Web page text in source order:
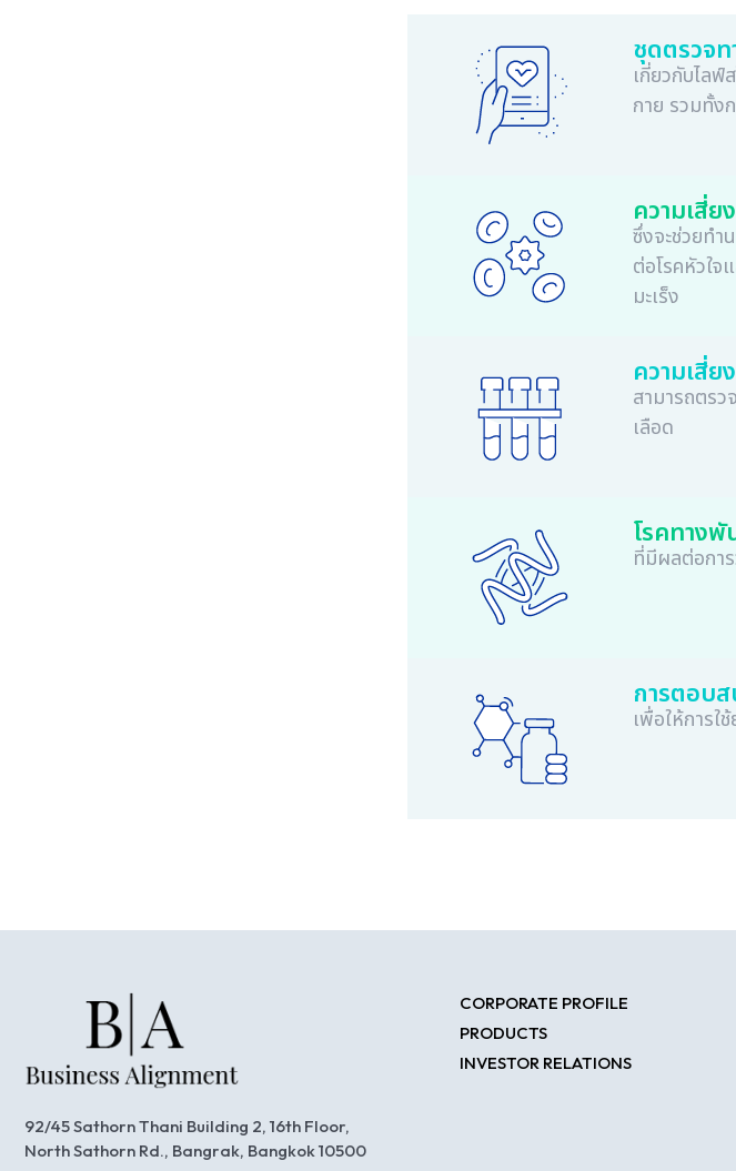
ชุดตรวจ
เกี่ยวกับไล
กาย รวมทั้ง
ความเสี่ย
ซึ่งจะช่วยทำ
ต่อโรคหัวใ
มะเร็ง
ความเสี่
สามารถตร
เลือด
โรคทาง
ที่มีผลต่อกา
การตอบ
เพื่อให้การใ
92/45 Sathorn Thani Building 2, 16th Floor,
North Sathorn Rd., Bangrak, Bangkok 10500
CORPORATE PROFILE
PRODUCTS
INVESTOR RELATIONS